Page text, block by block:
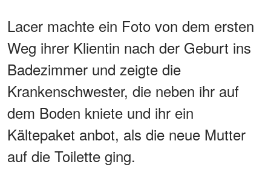
Lacer machte ein Foto von dem ersten
Weg ihrer Klientin nach der Geburt ins
Badezimmer und zeigte die
Krankenschwester, die neben ihr auf
dem Boden kniete und ihr ein
Kältepaket anbot, als die neue Mutter
auf die Toilette ging.